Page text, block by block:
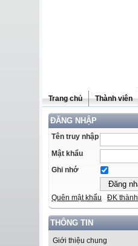
Trang chủ Thành viên
ĐĂNG NHẬP
Tên truy nhập
Mật khẩu
Ghi nhớ
Quên mật khẩu ĐK
THÔNG TIN
Giới thiệu chung